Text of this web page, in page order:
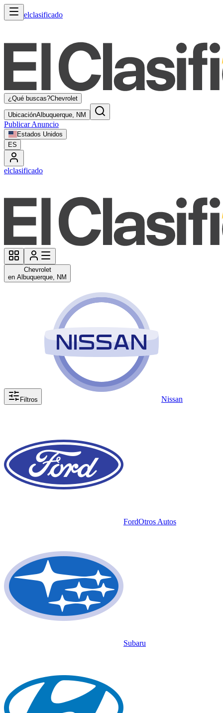
elclasificado
¿Qué buscas?Chevrolet
UbicaciónAlbuquerque, NM
Publicar Anuncio
Estados Unidos
ES
elclasificado
Chevrolet
en Albuquerque, NM
Filtros Nissan
FordOtros Autos
Subaru